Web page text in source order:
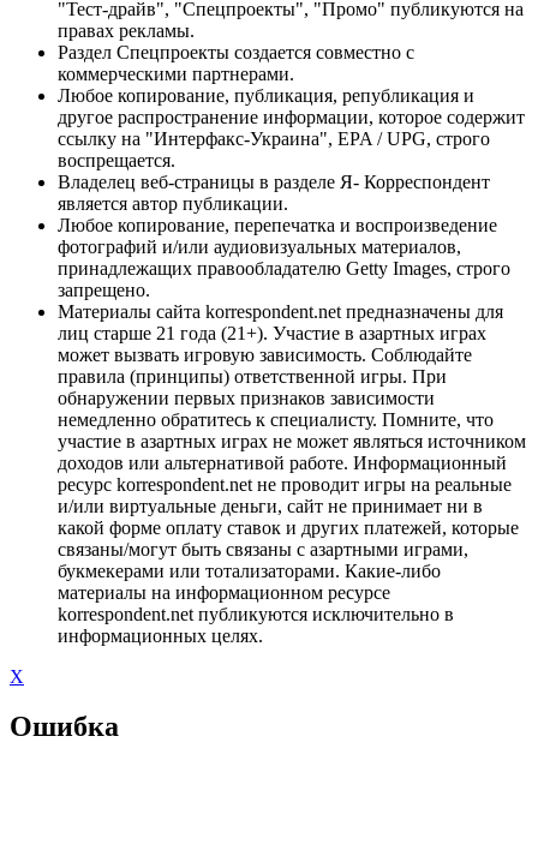
"Тест-драйв", "Спецпроекты", "Промо" публикуются на
правах рекламы.
Раздел Спецпроекты создается совместно с
коммерческими партнерами.
Любое копирование, публикация, републикация и
другое распространение информации, которое содержит
ссылку на "Интерфакс-Украина", EPA / UPG, строго
воспрещается.
Владелец веб-страницы в разделе Я- Корреспондент
является автор публикации.
Любое копирование, перепечатка и воспроизведение
фотографий и/или аудиовизуальных материалов,
принадлежащих правообладателю Getty Images, строго
запрещено.
Материалы сайта korrespondent.net предназначены для
лиц старше 21 года (21+). Участие в азартных играх
может вызвать игровую зависимость. Соблюдайте
правила (принципы) ответственной игры. При
обнаружении первых признаков зависимости
немедленно обратитесь к специалисту. Помните, что
участие в азартных играх не может являться источником
доходов или альтернативой работе. Информационный
ресурс korrespondent.net не проводит игры на реальные
и/или виртуальные деньги, сайт не принимает ни в
какой форме оплату ставок и других платежей, которые
связаны/могут быть связаны с азартными играми,
букмекерами или тотализаторами. Какие-либо
материалы на информационном ресурсе
korrespondent.net публикуются исключительно в
информационных целях.
X
Ошибка